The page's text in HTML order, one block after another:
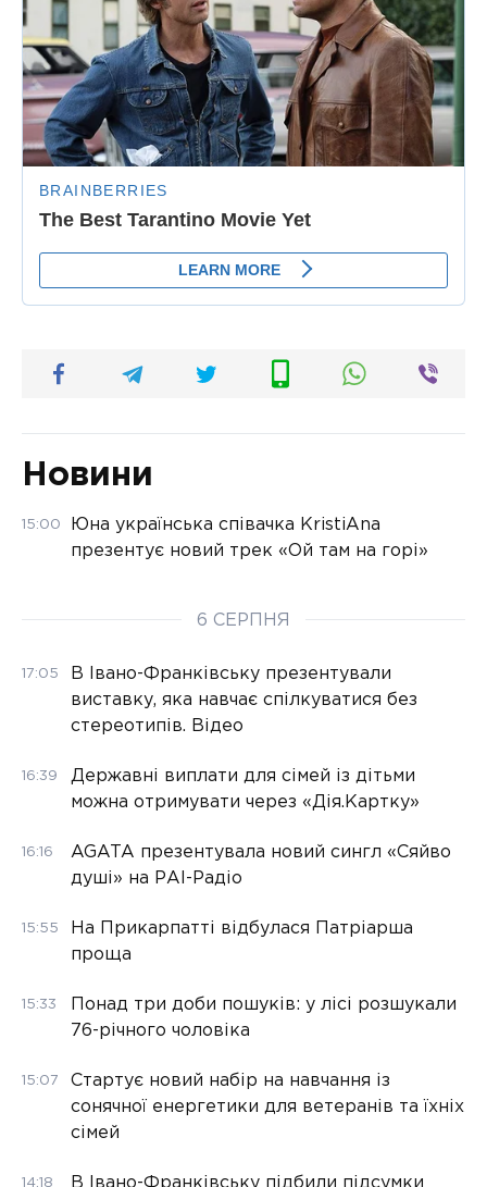
Новини
15:00
Юна українська співачка KristiAna
презентує новий трек «Ой там на горі»
6 СЕРПНЯ
17:05
В Івано-Франківську презентували
виставку, яка навчає спілкуватися без
стереотипів. Відео
16:39
Державні виплати для сімей із дітьми
можна отримувати через «Дія.Картку»
16:16
AGATA презентувала новий сингл «Сяйво
душі» на РАІ-Радіо
15:55
На Прикарпатті відбулася Патріарша
проща
15:33
Понад три доби пошуків: у лісі розшукали
76-річного чоловіка
15:07
Стартує новий набір на навчання із
сонячної енергетики для ветеранів та їхніх
сімей
14:18 В Івано-Франківську підбили підсумки